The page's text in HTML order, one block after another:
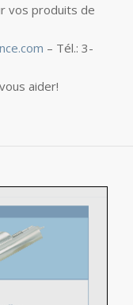
vos produits de
– Tél.: 3-
aider!